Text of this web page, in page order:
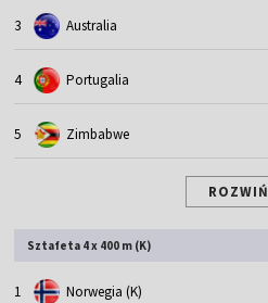
3 Australia
4 Portugalia
5 Zimbabwe
ROZWIŃ
Sztafeta 4 x 400 m (K)
1 Norwegia (K)